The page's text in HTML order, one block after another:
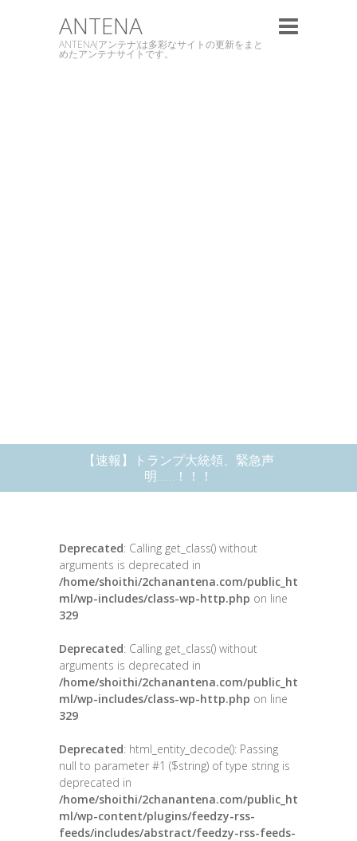
ANTENA
ANTENA(アンテナ)は多彩なサイトの更新をまと
めたアンテナサイトです。
【速報】トランプ大統領、緊急声
明……！！！
Deprecated: Calling get_class() without
arguments is deprecated in
/home/shoithi/2chanantena.com/public_ht
ml/wp-includes/class-wp-http.php on line
329
Deprecated: Calling get_class() without
arguments is deprecated in
/home/shoithi/2chanantena.com/public_ht
ml/wp-includes/class-wp-http.php on line
329
Deprecated: html_entity_decode(): Passing
null to parameter #1 ($string) of type string is
deprecated in
/home/shoithi/2chanantena.com/public_ht
ml/wp-content/plugins/feedzy-rss-
feeds/includes/abstract/feedzy-rss-feeds-